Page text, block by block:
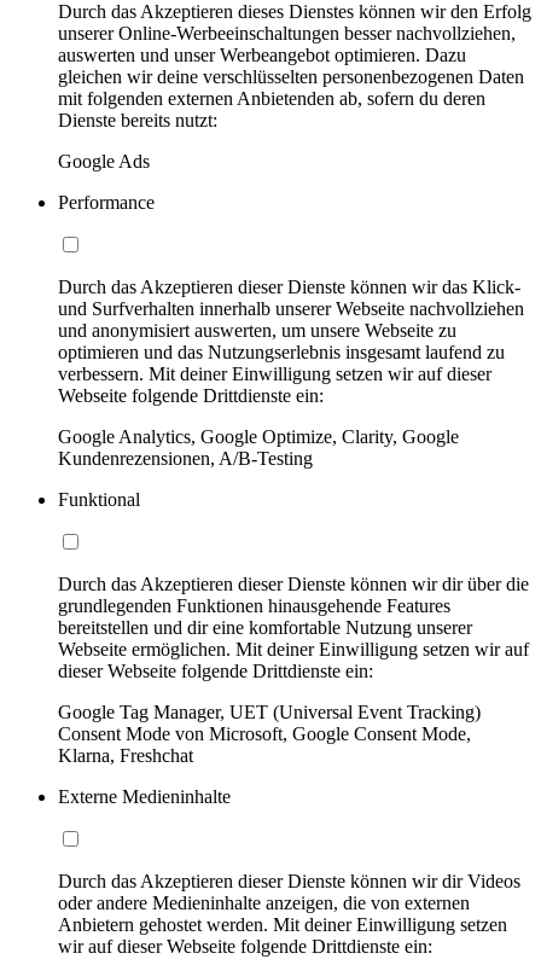
Durch das Akzeptieren dieses Dienstes können wir den Erfolg
unserer Online-Werbeeinschaltungen besser nachvollziehen,
auswerten und unser Werbeangebot optimieren. Dazu
gleichen wir deine verschlüsselten personenbezogenen Daten
mit folgenden externen Anbietenden ab, sofern du deren
Dienste bereits nutzt:
Google Ads
Performance
Durch das Akzeptieren dieser Dienste können wir das Klick-
und Surfverhalten innerhalb unserer Webseite nachvollziehen
und anonymisiert auswerten, um unsere Webseite zu
optimieren und das Nutzungserlebnis insgesamt laufend zu
verbessern. Mit deiner Einwilligung setzen wir auf dieser
Webseite folgende Drittdienste ein:
Google Analytics, Google Optimize, Clarity, Google
Kundenrezensionen, A/B-Testing
Funktional
Durch das Akzeptieren dieser Dienste können wir dir über die
grundlegenden Funktionen hinausgehende Features
bereitstellen und dir eine komfortable Nutzung unserer
Webseite ermöglichen. Mit deiner Einwilligung setzen wir auf
dieser Webseite folgende Drittdienste ein:
Google Tag Manager, UET (Universal Event Tracking)
Consent Mode von Microsoft, Google Consent Mode,
Klarna, Freshchat
Externe Medieninhalte
Durch das Akzeptieren dieser Dienste können wir dir Videos
oder andere Medieninhalte anzeigen, die von externen
Anbietern gehostet werden. Mit deiner Einwilligung setzen
wir auf dieser Webseite folgende Drittdienste ein: